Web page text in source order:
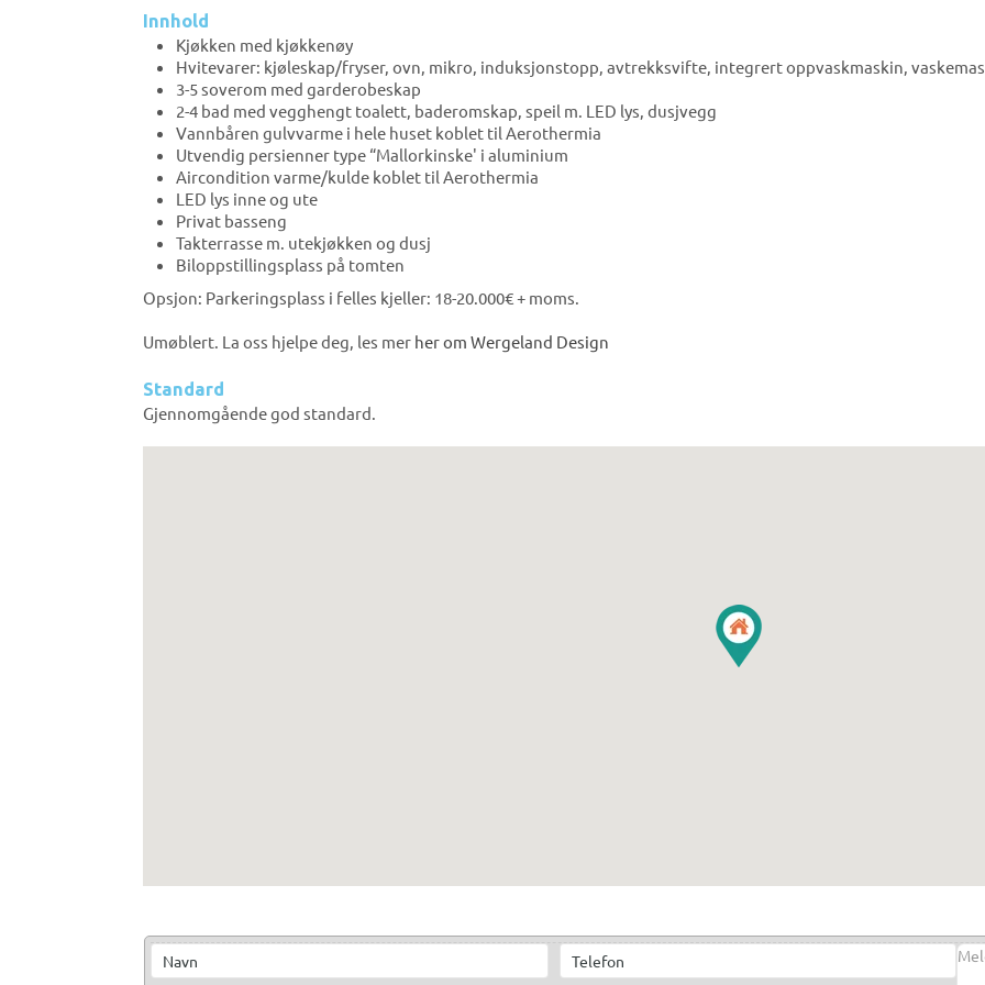
Innhold
Kjøkken med kjøkkenøy
Hvitevarer: kjøleskap/fryser, ovn, mikro, induksjonstopp, avtrekksvifte, integrert oppvaskmaskin,
3-5 soverom med garderobeskap
2-4 bad med vegghengt toalett, baderomskap, speil m. LED lys, dusjvegg
Vannbåren gulvvarme i hele huset koblet til Aerothermia
Utvendig persienner type “Mallorkinske' i aluminium
Aircondition varme/kulde koblet til Aerothermia
LED lys inne og ute
Privat basseng
Takterrasse m. utekjøkken og dusj
Biloppstillingsplass på tomten
Opsjon: Parkeringsplass i felles kjeller: 18-20.000€ + moms.
Umøblert. La oss hjelpe deg, les mer her om Wergeland Design
Standard
Gjennomgående god standard.